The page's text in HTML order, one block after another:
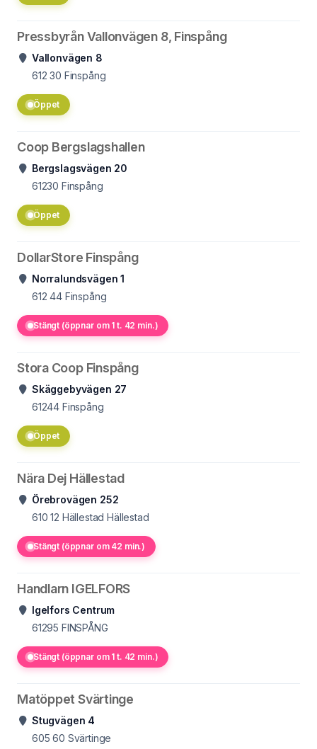
Pressbyrån Vallonvägen 8, Finspång
Vallonvägen 8
612 30 Finspång
Öppet
Coop Bergslagshallen
Bergslagsvägen 20
61230 Finspång
Öppet
DollarStore Finspång
Norralundsvägen 1
612 44 Finspång
Stängt (öppnar om 1 t. 42 min.)
Stora Coop Finspång
Skäggebyvägen 27
61244 Finspång
Öppet
Nära Dej Hällestad
Örebrovägen 252
610 12 Hällestad Hällestad
Stängt (öppnar om 42 min.)
Handlarn IGELFORS
Igelfors Centrum
61295 FINSPÅNG
Stängt (öppnar om 1 t. 42 min.)
Matöppet Svärtinge
Stugvägen 4
605 60 Svärtinge